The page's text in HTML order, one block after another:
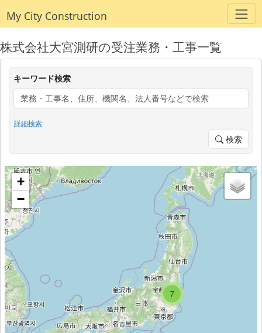
My City Construction
株式会社大宮測研の受注業務・工事一覧
キーワード検索
詳細検索
検索
7
7
+
−